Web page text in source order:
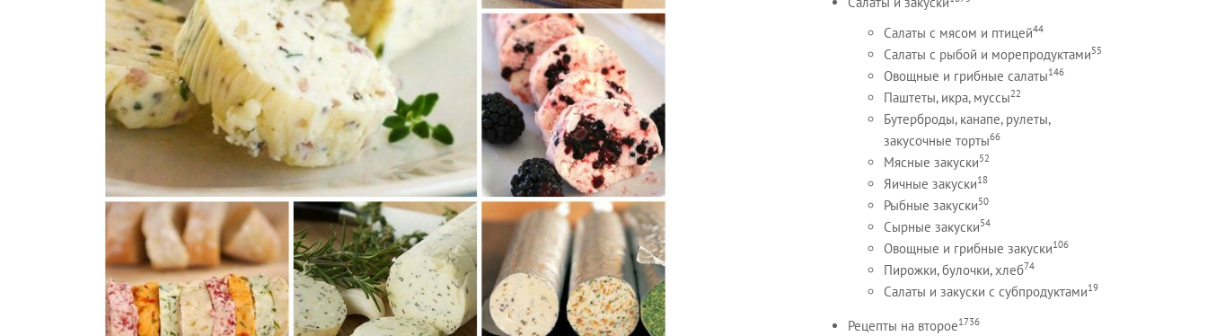
Салаты с мясом и птицей44
Салаты с рыбой и морепродуктами55
Овощные и грибные салаты146
Паштеты, икра, муссы22
Бутерброды, канапе, рулеты,
закусочные торты66
Мясные закуски52
Яичные закуски18
Рыбные закуски50
Сырные закуски54
Овощные и грибные закуски106
Пирожки, булочки, хлеб74
Салаты и закуски с субпродуктами19
Рецепты на второе1736